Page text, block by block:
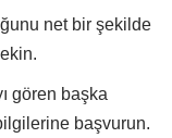
net bir şekilde
gören başka
başvurun.